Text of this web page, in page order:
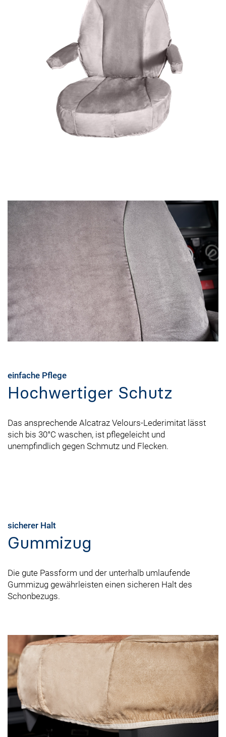
einfache Pflege
Hochwertiger Schutz
Das ansprechende Alcatraz Velours-Lederimitat lässt
sich bis 30°C waschen, ist pflegeleicht und
unempfindlich gegen Schmutz und Flecken.
sicherer Halt
Gummizug
Die gute Passform und der unterhalb umlaufende
Gummizug gewährleisten einen sicheren Halt des
Schonbezugs.